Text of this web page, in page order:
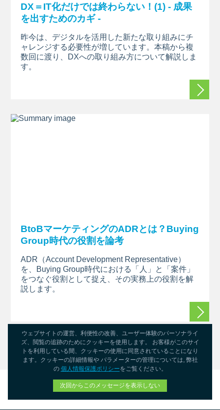
ウェブサイトの運営、利便性の改善、ユーザー体験のパーソナライ
ズ、閲覧の追跡のためにクッキーを使用します。 お客様がこのサイ
トを利用している間、クッキーの使用に同意されていることになり
ます。クッキーの詳細情報や パラメーターの管理については, 弊社
の 個人情報保護ポリシーをご覧ください。
次回からこのメッセージを表示しない
DX＝IT化だけでは終わらない！(1) - 成果
を出すためのカギ -
昨今は、デジタルを活用した新たな取り組みにチ
ャレンジする必要性が増しています。本稿から複
数回に渡り、DXへの取り組み方について解説しま
す。
続きを
BtoBマーケティングのADRとは？Buying
Group時代の役割を論考
ADR（Account Development Representative）
を、Buying Group時代における「人」と「案件」
をつなぐ役割として捉え、その実務上の役割を解
説します。
続きを
インサイト一覧